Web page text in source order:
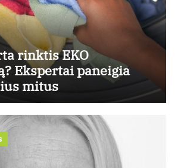
rinktis EKO
Ekspertai paneigia
mitus